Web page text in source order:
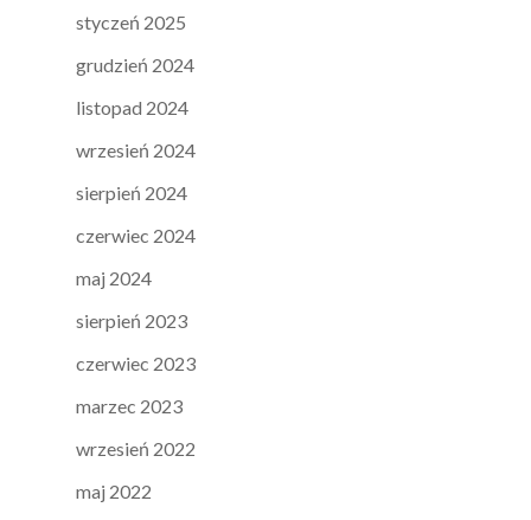
styczeń 2025
grudzień 2024
listopad 2024
wrzesień 2024
sierpień 2024
czerwiec 2024
maj 2024
sierpień 2023
czerwiec 2023
marzec 2023
wrzesień 2022
maj 2022